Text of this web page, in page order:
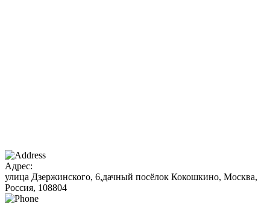
Адрес:
улица Дзержинского, 6,дачный посёлок Кокошкино, Москва,
Россия, 108804